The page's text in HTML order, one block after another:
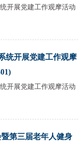
开展党建工作观摩活动
统开展党建工作观摩
开展党建工作观摩活动
暨第三届老年人健身